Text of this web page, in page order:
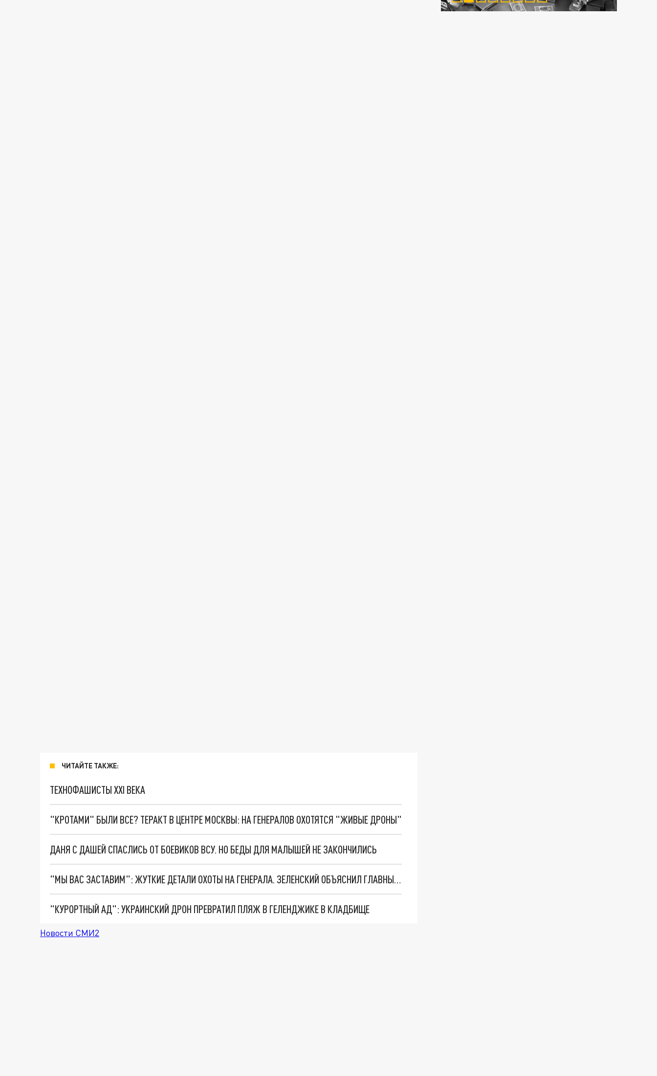
ЧИТАЙТЕ ТАКЖЕ:
ТЕХНОФАШИСТЫ XXI ВЕКА
"КРОТАМИ" БЫЛИ ВСЕ? ТЕРАКТ В ЦЕНТРЕ МОСКВЫ: НА ГЕНЕРАЛОВ ОХОТЯТСЯ "ЖИВЫЕ ДРОНЫ"
ДАНЯ С ДАШЕЙ СПАСЛИСЬ ОТ БОЕВИКОВ ВСУ. НО БЕДЫ ДЛЯ МАЛЫШЕЙ НЕ ЗАКОНЧИЛИСЬ
"МЫ ВАС ЗАСТАВИМ": ЖУТКИЕ ДЕТАЛИ ОХОТЫ НА ГЕНЕРАЛА. ЗЕЛЕНСКИЙ ОБЪЯСНИЛ ГЛАВНЫЙ СМЫСЛ ТЕРАКТА В ЦЕНТРЕ МОСКВЫ
"КУРОРТНЫЙ АД": УКРАИНСКИЙ ДРОН ПРЕВРАТИЛ ПЛЯЖ В ГЕЛЕНДЖИКЕ В КЛАДБИЩЕ
Новости СМИ2